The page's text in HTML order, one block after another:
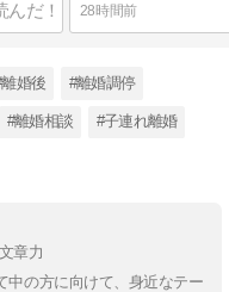
28時間前
婚後 #離婚調停
#離婚相談 #子連れ離婚
章力
中の方に向けて、身近なテー